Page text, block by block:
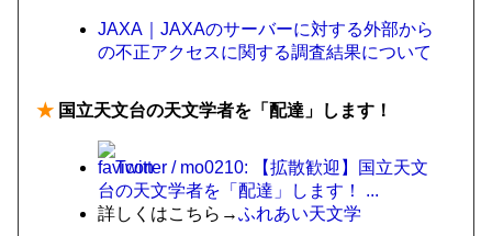
JAXA｜JAXAのサーバーに対する外部から
の不正アクセスに関する調査結果について
★ 国立天文台の天文学者を「配達」します！
Twitter / mo0210: 【拡散歓迎】国立天文
台の天文学者を「配達」します！ ...
詳しくはこちら→ふれあい天文学